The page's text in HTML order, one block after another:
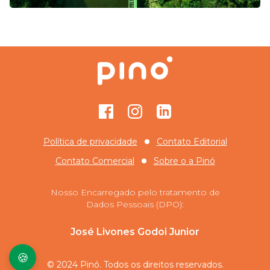
FacebookInstagramGitHub
Política de privacidade
Contato Editorial
Contato Comercial
Sobre o a Pinó
Nosso Encarregado pelo tratamento de
Dados Pessoais (DPO):
José Livones Godoi Junior
© 2024 Pinó. Todos os direitos reservados.
🍪